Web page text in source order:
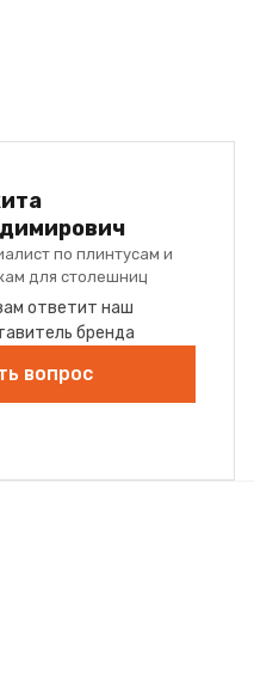
по плинтусам и
для столешниц
ответит наш
бренда
вопрос